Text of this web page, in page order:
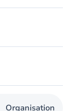
Organisation